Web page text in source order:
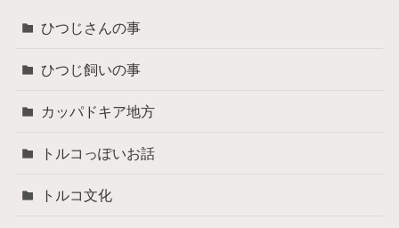
ひつじさんの事
ひつじ飼いの事
カッパドキア地方
トルコっぽいお話
トルコ文化